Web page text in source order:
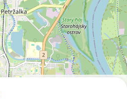
contributors.